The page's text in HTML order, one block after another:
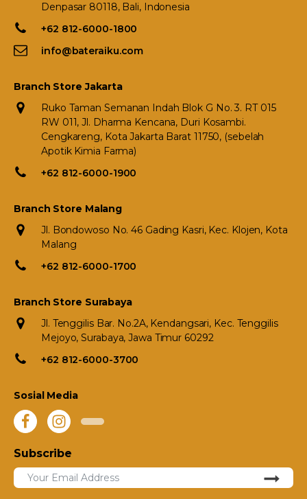
Denpasar 80118, Bali, Indonesia
+62 812-6000-1800
info@bateraiku.com
Branch Store Jakarta
Ruko Taman Semanan Indah Blok G No. 3. RT 015
RW 011, Jl. Dharma Kencana, Duri Kosambi.
Cengkareng, Kota Jakarta Barat 11750, (sebelah
Apotik Kimia Farma)
+62 812-6000-1900
Branch Store Malang
Jl. Bondowoso No. 46 Gading Kasri, Kec. Klojen, Kota
Malang
+62 812-6000-1700
Branch Store Surabaya
Jl. Tenggilis Bar. No.2A, Kendangsari, Kec. Tenggilis
Mejoyo, Surabaya, Jawa Timur 60292
+62 812-6000-3700
Sosial Media
Subscribe